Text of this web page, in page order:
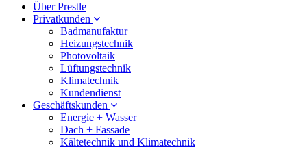
Über Prestle
Privatkunden
Badmanufaktur
Heizungstechnik
Photovoltaik
Lüftungstechnik
Klimatechnik
Kundendienst
Geschäftskunden
Energie + Wasser
Dach + Fassade
Kältetechnik und Klimatechnik